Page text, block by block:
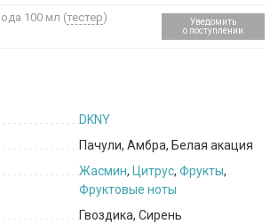
100 мл (тестер)
Уведомить
о поступлении
DKNY
Пачули, Амбра, Белая акация
Жасмин, Цитрус, Фрукты,
Фруктовые ноты
Гвоздика, Сирень